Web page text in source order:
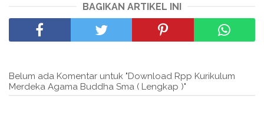
BAGIKAN ARTIKEL INI
Belum ada Komentar untuk "Download Rpp Kurikulum
Merdeka Agama Buddha Sma ( Lengkap )"